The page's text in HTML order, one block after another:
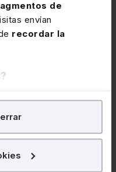
de
envían
recordar la
confines
tu experiencia
fines publicitarios,